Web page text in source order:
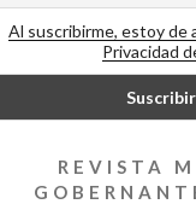
Al suscribirme, estoy de
Privacidad
REVISTA